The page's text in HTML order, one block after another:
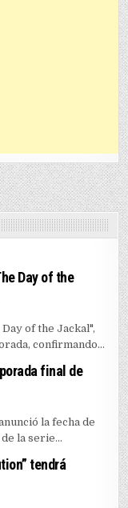
Day of the
“THE DAY OF THE JACKAL”
of the Jackal",
confirmando...
final de
FINAL DE “THE
la fecha de
la serie...
tendrá
TENDRÁ